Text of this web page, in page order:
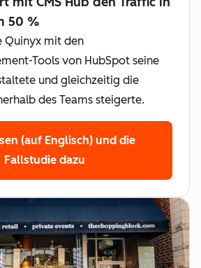
50 %
Quinyx mit den
Tools von HubSpot seine
und gleichzeitig die
des Teams steigerte.
(auf Englisch) und die
Fallstudie dazu